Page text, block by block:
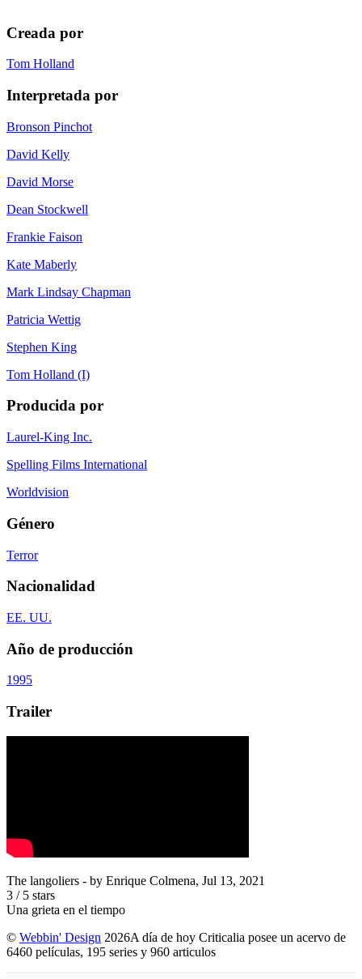
Creada por
Tom Holland
Interpretada por
Bronson Pinchot
David Kelly
David Morse
Dean Stockwell
Frankie Faison
Kate Maberly
Mark Lindsay Chapman
Patricia Wettig
Stephen King
Tom Holland (I)
Producida por
Laurel-King Inc.
Spelling Films International
Worldvision
Género
Terror
Nacionalidad
EE. UU.
Año de producción
1995
Trailer
The langoliers - by Enrique Colmena, Jul 13, 2021
3 / 5 stars
Una grieta en el tiempo
© Webbin' Design 2026A día de hoy Criticalia posee un acervo de
6460 películas, 195 series y 960 articulos